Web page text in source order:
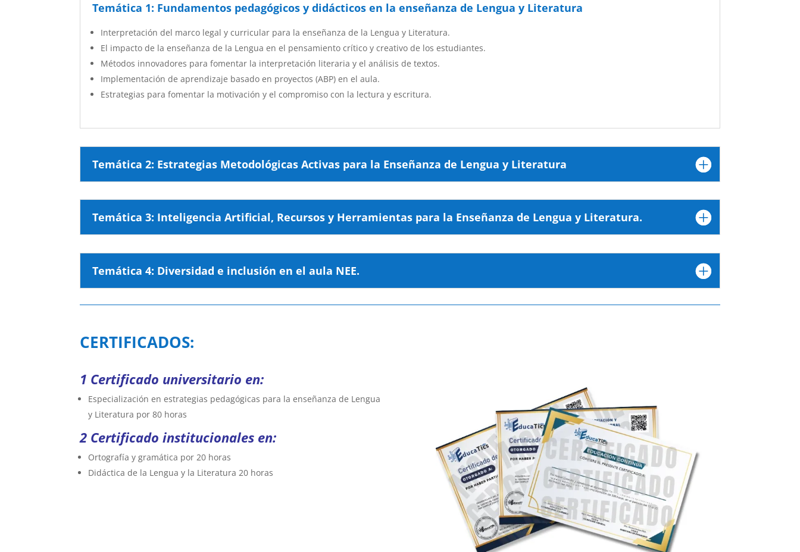
Temática 1: Fundamentos pedagógicos y didácticos en la enseñanza de Lengua y Literatura
Interpretación del marco legal y curricular para la enseñanza de la Lengua y Literatura.
El impacto de la enseñanza de la Lengua en el pensamiento crítico y creativo de los estudiantes.
Métodos innovadores para fomentar la interpretación literaria y el análisis de textos.
Implementación de aprendizaje basado en proyectos (ABP) en el aula.
Estrategias para fomentar la motivación y el compromiso con la lectura y escritura.
Temática 2: Estrategias Metodológicas Activas para la Enseñanza de Lengua y Literatura
Temática 3: Inteligencia Artificial, Recursos y Herramientas para la Enseñanza de Lengua y Literatura.
Temática 4: Diversidad e inclusión en el aula NEE.
CERTIFICADOS:
1 Certificado universitario en:
Especialización en estrategias pedagógicas para la enseñanza de Lengua
y Literatura por 80 horas
2 Certificado institucionales en:
Ortografía y gramática por 20 horas
Didáctica de la Lengua y la Literatura 20 horas